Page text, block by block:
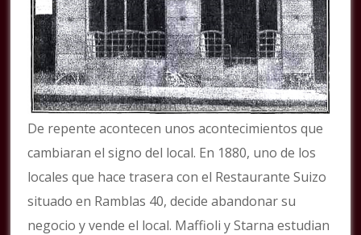
De repente acontecen unos acontecimientos que
cambiaran el signo del local. En 1880, uno de los
locales que hace trasera con el Restaurante Suizo
situado en Ramblas 40, decide abandonar su
negocio y vende el local. Maffioli y Starna estudian